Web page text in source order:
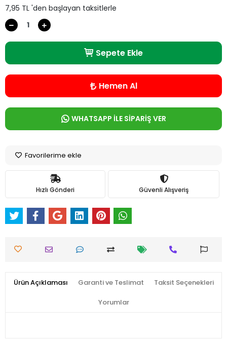
7,95 TL 'den başlayan taksitlerle
Sepete Ekle
Hemen Al
WHATSAPP İLE SİPARİŞ VER
Favorilerime ekle
Hızlı Gönderi Güvenli Alışveriş
Ürün Açıklaması Garanti ve Teslimat Taksit Seçenekleri
Yorumlar